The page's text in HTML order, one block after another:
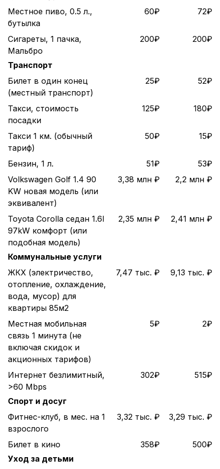
Местное пиво, 0.5 л.,
бутылка
60₽ 72₽
Сигареты, 1 пачка,
Мальбро
200₽ 200₽
Транспорт
Билет в один конец
(местный транспорт)
25₽ 52₽
Такси, стоимость
посадки
125₽ 180₽
Такси 1 км. (обычный
тариф)
50₽ 15₽
Бензин, 1 л. 51₽
53₽
Volkswagen Golf 1.4 90
KW новая модель (или
эквивалент)
3,38 млн ₽ 2,2 млн ₽
Toyota Corolla седан 1.6l
97kW комфорт (или
подобная модель)
2,35 млн ₽ 2,41 млн ₽
Коммунальные услуги
ЖКХ (электричество,
отопление, охлаждение,
вода, мусор) для
квартиры 85м2
7,47 тыс. ₽ 9,13 тыс. ₽
Местная мобильная
связь 1 минута (не
включая скидок и
акционных тарифов)
5₽ 2₽
Интернет безлимитный,
>60 Mbps
302₽ 515₽
Спорт и досуг
Фитнес-клуб, в мес. на 1
взрослого
3,32 тыс. ₽ 3,29 тыс. ₽
Билет в кино 358₽
500₽
Уход за детьми